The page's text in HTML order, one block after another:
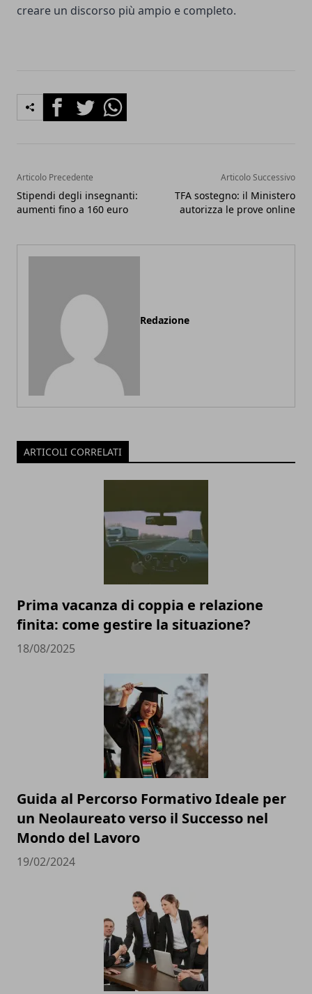
creare un discorso più ampio e completo.
FacebookTwitterWhatsapp
Articolo Precedente
Stipendi degli insegnanti:
aumenti fino a 160 euro
Articolo Successivo
TFA sostegno: il Ministero
autorizza le prove online
Redazione
ARTICOLI CORRELATI
Prima vacanza di coppia e relazione
finita: come gestire la situazione?
18/08/2025
Guida al Percorso Formativo Ideale per
un Neolaureato verso il Successo nel
Mondo del Lavoro
19/02/2024